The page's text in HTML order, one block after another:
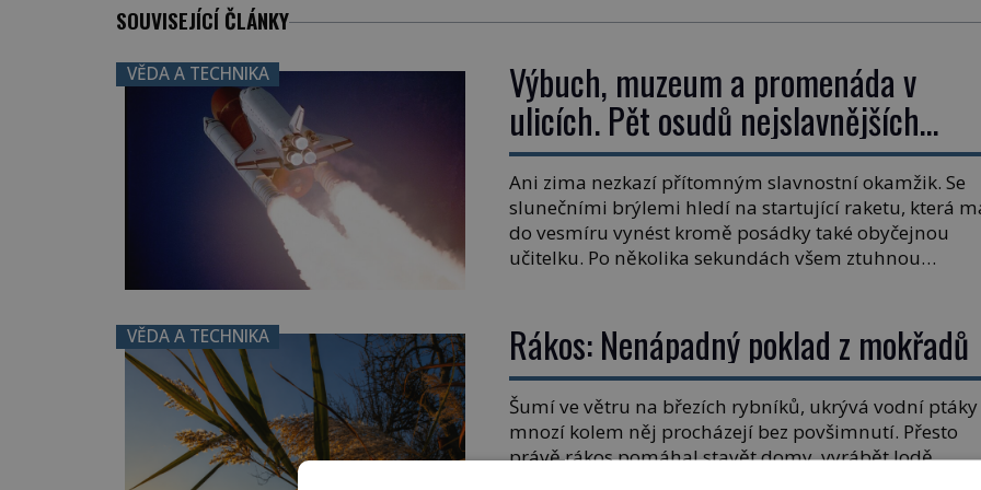
SOUVISEJÍCÍ ČLÁNKY
VĚDA A TECHNIKA Výbuch, muzeum a promenáda v
ulicích. Pět osudů nejslavnějších
raketoplánů
Ani zima nezkazí přítomným slavnostní okamžik. Se
slunečními brýlemi hledí na startující raketu, která
do vesmíru vynést kromě posádky také obyčejnou
učitelku. Po několika sekundách všem ztuhnou
dolarů. Na druhou stranu zvládnou jen představitelné
věci. Na malé kousky Název: Columbia První […]
VĚDA A TECHNIKA Rákos: Nenápadný poklad z mokřadů
Šumí ve větru na březích rybníků, ukrývá vodní ptáky
mnozí kolem něj procházejí bez povšimnutí. Přesto
právě rákos pomáhal stavět domy, vyrábět lodě,